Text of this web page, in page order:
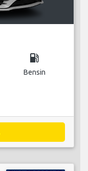
local_gas_station
Bensin